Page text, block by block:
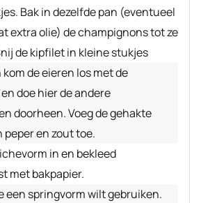
Bak in dezelfde pan (eventueel
extra olie) de champignons tot ze
de kipfilet in kleine stukjes
kom de eieren los met de
doe hier de andere
doorheen. Voeg de gehakte
peper en zout toe.
in en bekleed
met bakpapier.
een springvorm wilt gebruiken.